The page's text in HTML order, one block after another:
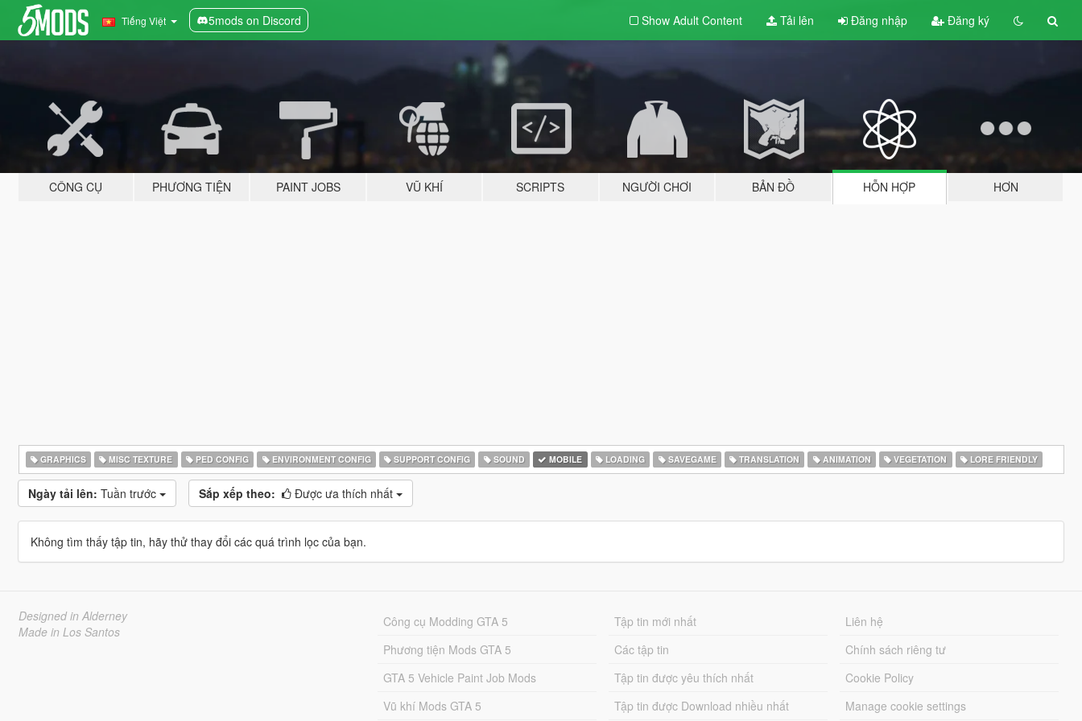
Tiếng Việt 5mods on Discord Show Adult Content Tải lên Đăng nhập Đăng ký
CÔNG CỤ PHƯƠNG TIỆN PAINT JOBS VŨ KHÍ SCRIPTS NGƯỜI CHƠI BẢN ĐỒ HỖN HỢP HƠN
GRAPHICS MISC TEXTURE PED CONFIG ENVIRONMENT CONFIG SUPPORT CONFIG SOUND MOBILE LOADING SAVEGAME TRANSLATION ANIMATION VEGETATION LORE FRIENDLY
Ngày tải lên: Tuần trước Sắp xếp theo: Được ưa thích nhất
Không tìm thấy tập tin, hãy thử thay đổi các quá trình lọc của bạn.
Designed in Alderney
Made in Los Santos
Công cụ Modding GTA 5
Phương tiện Mods GTA 5
GTA 5 Vehicle Paint Job Mods
Vũ khí Mods GTA 5
Tập tin mới nhất
Các tập tin
Tập tin được yêu thích nhất
Tập tin được Download nhiều nhất
Liên hệ
Chính sách riêng tư
Cookie Policy
Manage cookie settings